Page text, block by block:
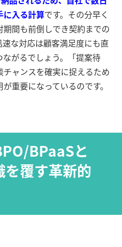
に入る計算です。その分早く
間も前倒しでき契約までの
な対応は顧客満足度にも直
がるでしょう。「提案待
ャンスを確実に捉えるため
重要になっているのです。
BPaaSと
を覆す革新的